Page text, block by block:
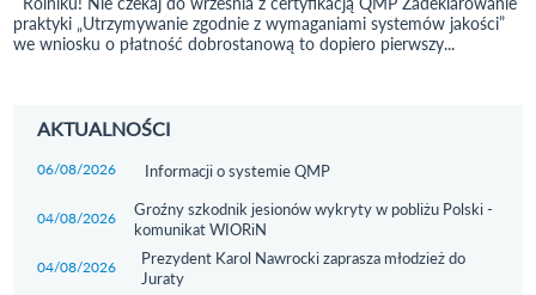
praktyki „Utrzymywanie zgodnie z wymaganiami systemów jakości”
we wniosku o płatność dobrostanową to dopiero pierwszy...
AKTUALNOŚCI
06/08/2026 Przejdź do aktualności
Informacji o systemie QMP
04/08/2026 Przejdź do aktualności
Groźny szkodnik jesionów wykryty w pobliżu Polski -
komunikat WIORiN
04/08/2026 Przejdź do aktualności
Prezydent Karol Nawrocki zaprasza młodzież do
Juraty